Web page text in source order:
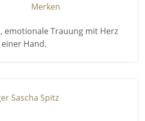
Merken
emotionale Trauung mit Herz
Hand.